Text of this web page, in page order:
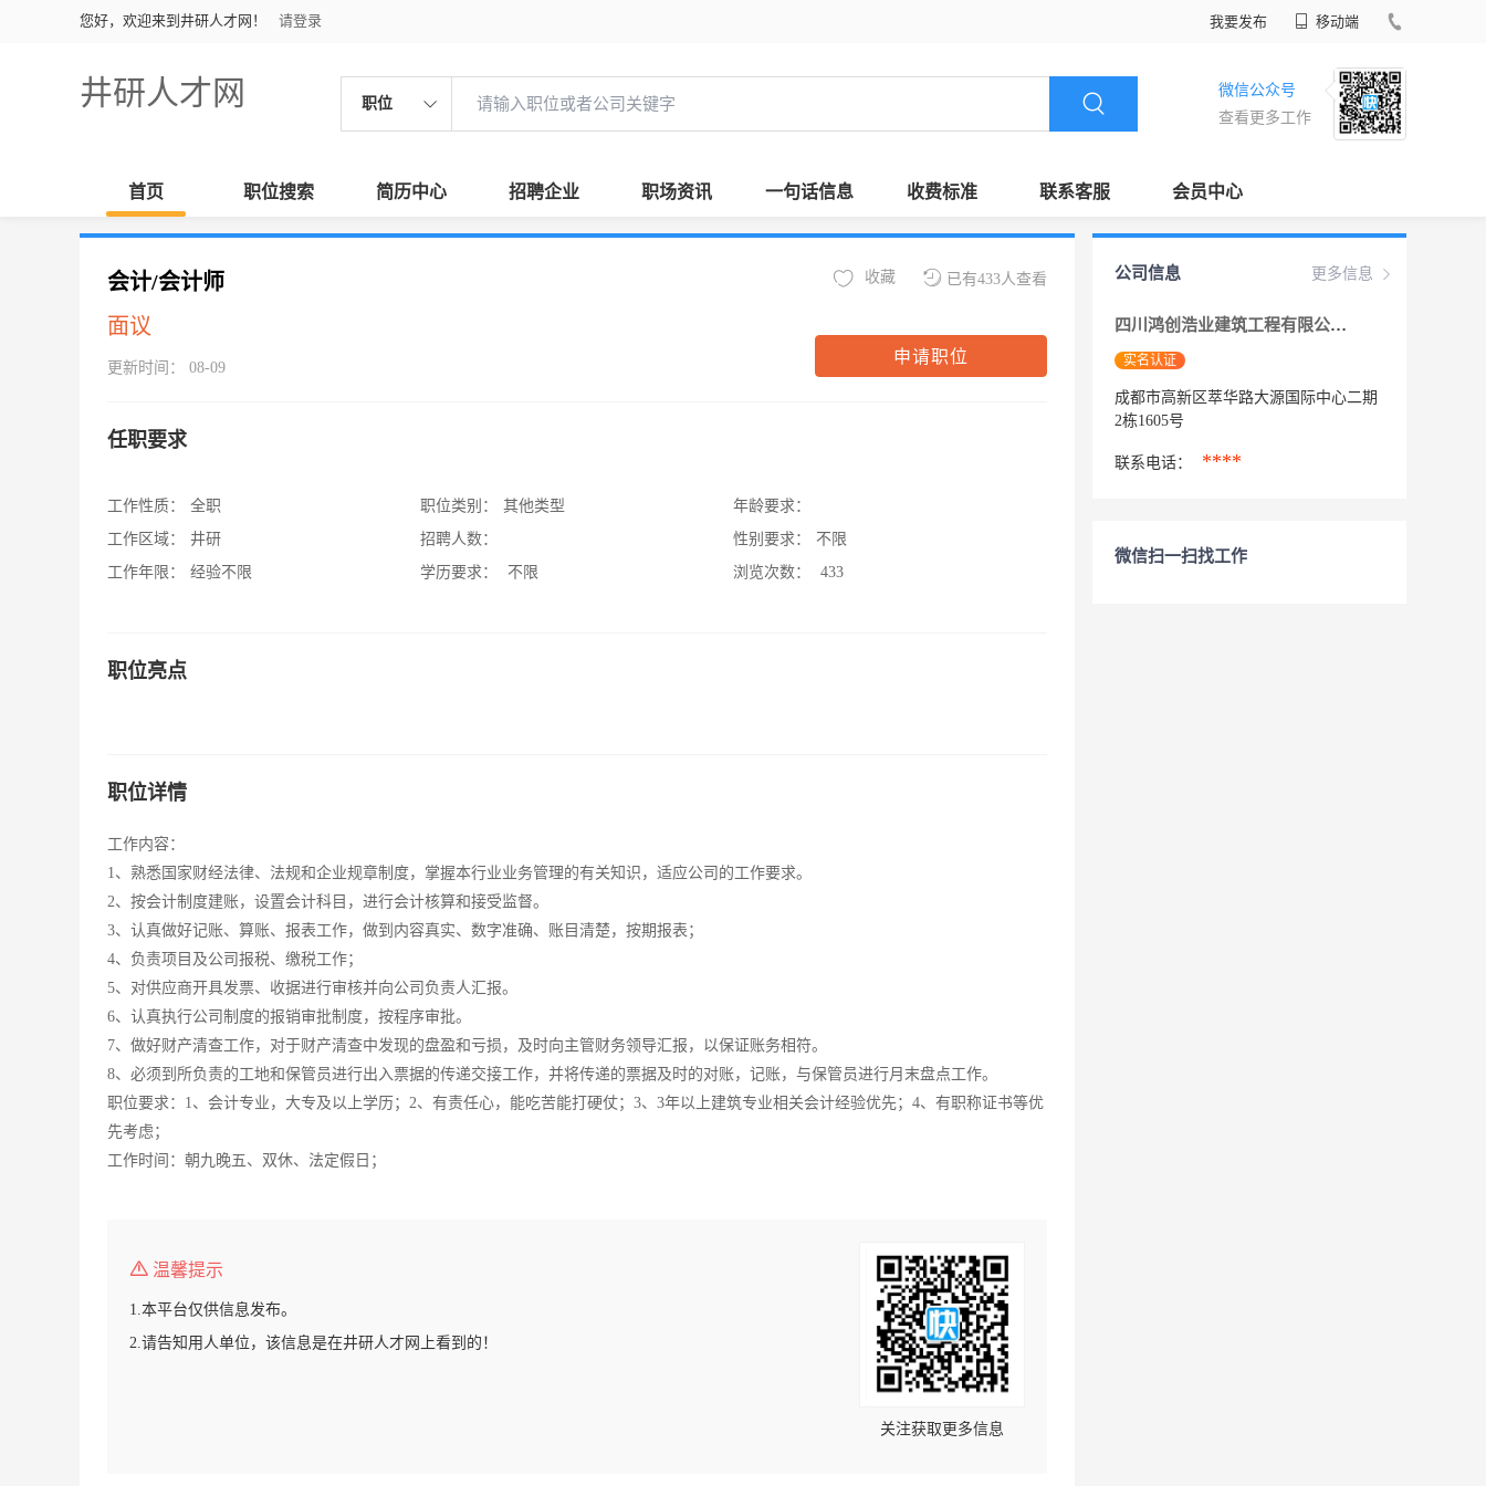
您好，欢迎来到井研人才网！ 请登录 我要发布 移动端
井研人才网 职位
微信公众号
查看更多工作
首页 职位搜索 简历中心 招聘企业 职场资讯 一句话信息 收费标准 联系客服 会员中心
会计/会计师
面议
更新时间： 08-09
已有433人查看
收藏
申请职位
任职要求
工作性质：
全职
工作区域：
井研
工作年限：
经验不限
职位类别：
其他类型
招聘人数：
学历要求：
不限
年龄要求：
性别要求：
不限
浏览次数：
433
职位亮点
职位详情
工作内容：
1、熟悉国家财经法律、法规和企业规章制度，掌握本行业业务管理的有关知识，适应公司的工作要求。
2、按会计制度建账，设置会计科目，进行会计核算和接受监督。
3、认真做好记账、算账、报表工作，做到内容真实、数字准确、账目清楚，按期报表；
4、负责项目及公司报税、缴税工作；
5、对供应商开具发票、收据进行审核并向公司负责人汇报。
6、认真执行公司制度的报销审批制度，按程序审批。
7、做好财产清查工作，对于财产清查中发现的盘盈和亏损，及时向主管财务领导汇报，以保证账务相符。
8、必须到所负责的工地和保管员进行出入票据的传递交接工作，并将传递的票据及时的对账，记账，与保管员进行月末盘点工作。
职位要求：1、会计专业，大专及以上学历；2、有责任心，能吃苦能打硬仗；3、3年以上建筑专业相关会计经验优先；4、有职称证书等优
先考虑；
工作时间：朝九晚五、双休、法定假日；
温馨提示
1.本平台仅供信息发布。
2.请告知用人单位，该信息是在井研人才网上看到的！
关注获取更多信息
更多信息
公司信息
四川鸿创浩业建筑工程有限公司
实名认证
成都市高新区萃华路大源国际中心二期
2栋1605号
联系电话： ****
微信扫一扫找工作